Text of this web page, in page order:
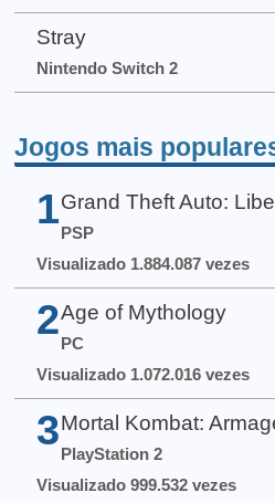
Stray
Nintendo Switch 2
Jogos mais
1 Grand Theft Auto:
PSP
Visualizado 1.884.087 vezes
2 Age of Mythology
PC
Visualizado 1.072.016 vezes
3 Mortal Kombat:
PlayStation 2
Visualizado 999.532 vezes